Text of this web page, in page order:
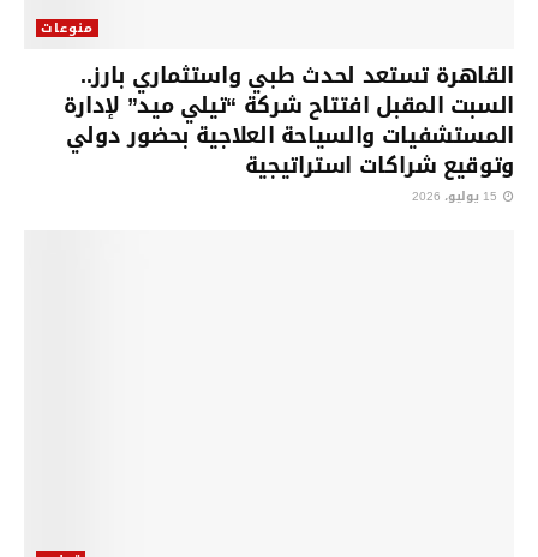
منوعات
القاهرة تستعد لحدث طبي واستثماري بارز..
السبت المقبل افتتاح شركة “تيلي ميد” لإدارة
المستشفيات والسياحة العلاجية بحضور دولي
وتوقيع شراكات استراتيجية